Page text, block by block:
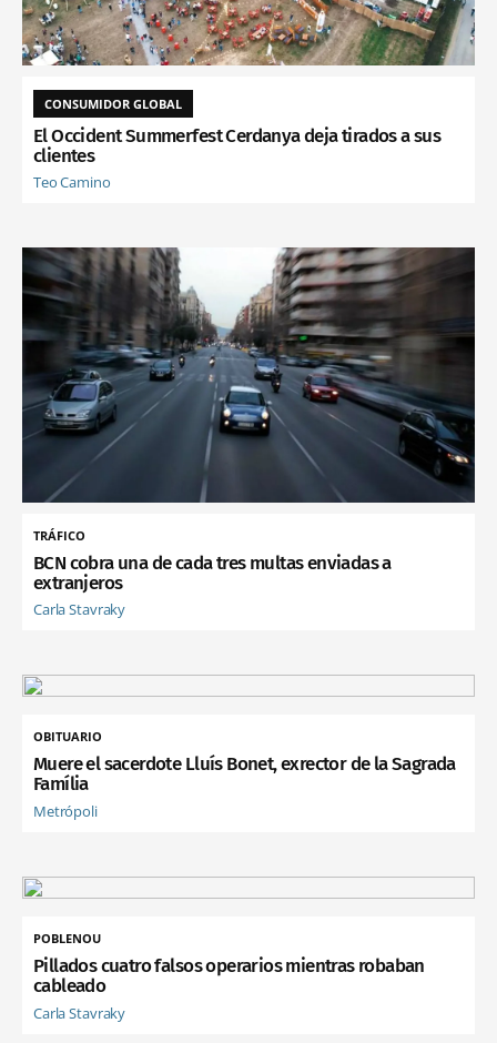
CONSUMIDOR GLOBAL
El Occident Summerfest Cerdanya deja tirados a sus
clientes
Teo Camino
TRÁFICO
BCN cobra una de cada tres multas enviadas a
extranjeros
Carla Stavraky
OBITUARIO
Muere el sacerdote Lluís Bonet, exrector de la Sagrada
Família
Metrópoli
POBLENOU
Pillados cuatro falsos operarios mientras robaban
cableado
Carla Stavraky